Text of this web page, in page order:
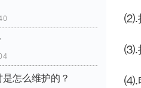
怎么维护的？
⑵.
⑶.
⑷.